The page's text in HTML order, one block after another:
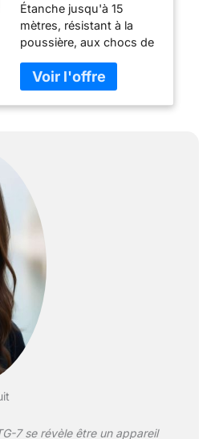
Successor Olympus
TG-6 Rouge
Étanche jusqu'à 15
mètres, résistant à la
poussière, aux chocs de
l'écrasement de 100 kg,
résistant au gel -10 °C,
anti-buée Objectif haute
composé de 4 modes
macro, capturant jusqu'à
l'extrémité de l'objectif 5
modes sous-marins, y
compris microscope
sous-marin et HDR
sous-marin
Enregistrement vidéo 4K
7 se révèle être un appareil